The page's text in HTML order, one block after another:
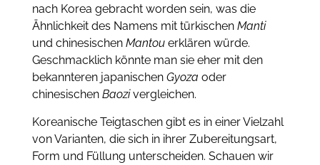
nach Korea gebracht worden sein, was die
Ähnlichkeit des Namens mit türkischen Manti
und chinesischen Mantou erklären würde.
Geschmacklich könnte man sie eher mit den
bekannteren japanischenGyoza oder
chinesischen Baozivergleichen.
Koreanische Teigtaschen gibt es in einer Vielzahl
von Varianten, die sich in ihrer Zubereitungsart,
Form und Füllung unterscheiden. Schauen wir